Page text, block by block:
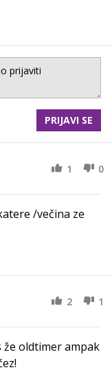
PRIJAVI SE
1 0
/večina ze
2 1
že oldtimer ampak